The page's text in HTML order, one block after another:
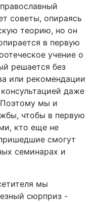
советы, опираясь
теорию, но он
в первую
учение о
решается без
или рекомендации
даже
Поэтому мы и
чтобы в первую
кто еще не
смогут
семинарах и
мы
сюрприз -